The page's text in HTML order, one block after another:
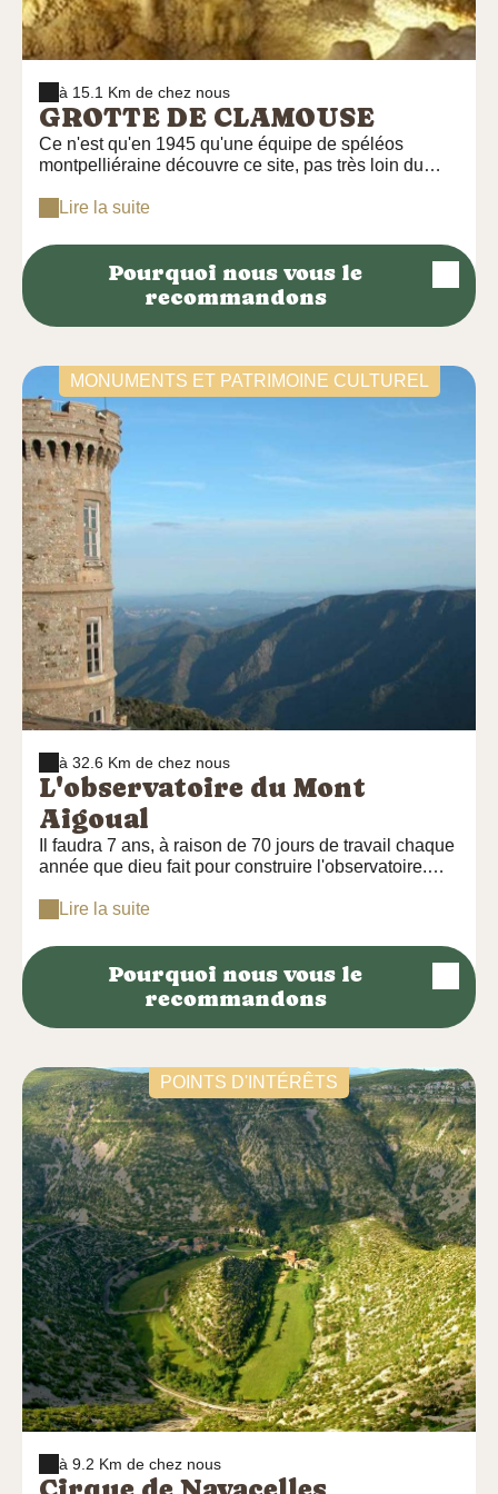
à 15.1 Km de chez nous
GROTTE DE CLAMOUSE
Ce n'est qu'en 1945 qu'une équipe de spéléos
montpelliéraine découvre ce site, pas très loin du
pittoresque », 1ère grotte touristique en Europe
concrétions extraordinaires et des salles
impressionnantes par leur architecture.
Lire la suite
Pourquoi nous vous le
recommandons
MONUMENTS ET PATRIMOINE CULTUREL
à 32.6 Km de chez nous
L'observatoire du Mont
Aigoual
Il faudra 7 ans, à raison de 70 jours de travail chaque
année que dieu fait pour construire l'observatoire.
c'est vraiment le dernier observatoire météorologique
modernes que vous découvrirez peut-être pour la
première fois, permettent de tester des appareils de
mesures lors de conditions extrêmes. Allez découvrir
Lire la suite
Pourquoi nous vous le
recommandons
POINTS D'INTÉRÊTS
à 9.2 Km de chez nous